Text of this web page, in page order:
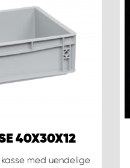
40X30X12
med uendelige